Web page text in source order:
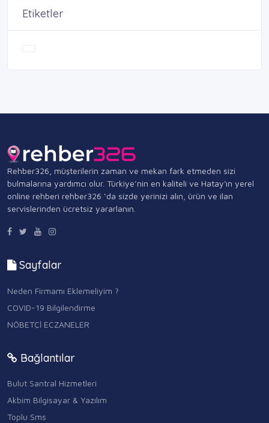
Etiketler
Rehber326, müşterilerin zaman ve mekan fark etmeden sizi
bulmalarına yardımcı olur. Türkiye’nin en kaliteli ve Hatay'ın yerel
online rehberi rehber326 ‘da sizde yerinizi alın, ürün ve ilan
servislerinden ücretsiz yararlanın.
Sayfalar
Neden Firmamı Eklemeliyim ?
COVID-19 Bilgilendirme
NÖBETÇİ ECZANELER
Bağlantılar
Bulut Santral Hizmetleri
Akbim Bilgisayar & Yazılım
Toplu Sms